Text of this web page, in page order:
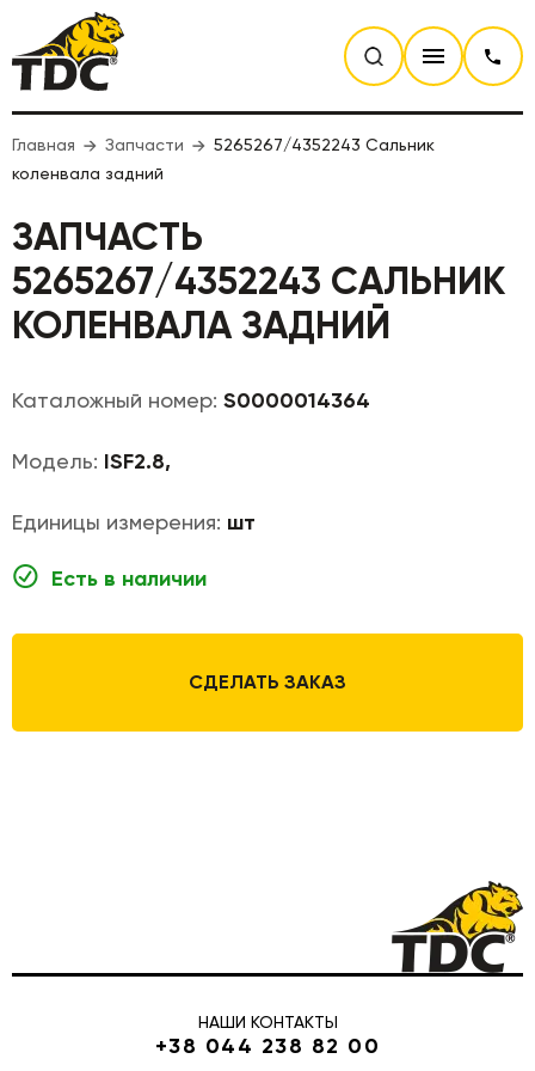
Главная Запчасти
5265267/4352243 Сальник
коленвала задний
ЗАПЧАСТЬ
5265267/4352243 САЛЬНИК
КОЛЕНВАЛА ЗАДНИЙ
Каталожный номер: S0000014364
Модель: ISF2.8,
Единицы измерения: шт
Есть в наличии
СДЕЛАТЬ ЗАКАЗ
НАШИ КОНТАКТЫ
+38 044 238 82 00